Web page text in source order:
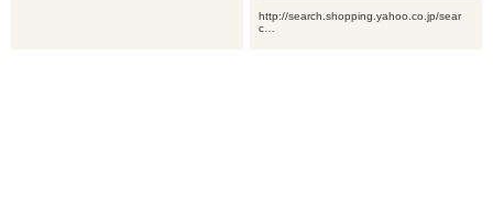
http://search.shopping.yahoo.co.jp/sear
c…